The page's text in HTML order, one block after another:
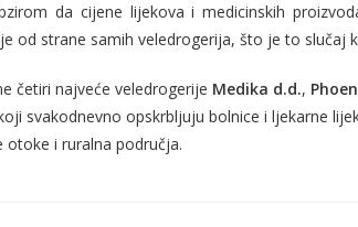
da cijene lijekova i medicinskih
od strane samih veledrogerija, što je to slučaj
četiri najveće veledrogerije Medika d.d.,
svakodnevno opskrbljuju bolnice i ljekarne
otoke i ruralna područja.